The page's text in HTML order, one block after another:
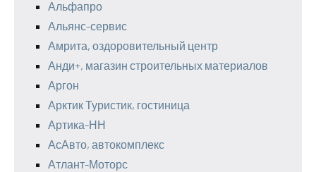
Альфапро
Альянс-сервис
Амрита, оздоровительный центр
Анди+, магазин строительных материалов
Аргон
Арктик Туристик, гостиница
Артика-НН
АсАвто, автокомплекс
Атлант-Моторс